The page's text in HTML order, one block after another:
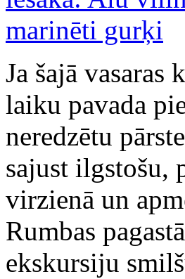
Ja šajā
laiku pavada
neredzētu
sajust ilgstošu,
virzienā un
Rumbas
ekskursiju